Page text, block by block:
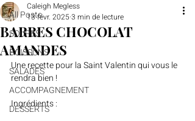
All Posts
SOUPES
BOISSONS
SALADES
ACCOMPAGNEMENT
DESSERTS
BARRES CHOCOLAT
AMANDES
Caleigh Megless
13 févr. 20253 min de lecture
Une recette pour la Saint Valentin qui vous le
rendra bien !
Ingrédients :